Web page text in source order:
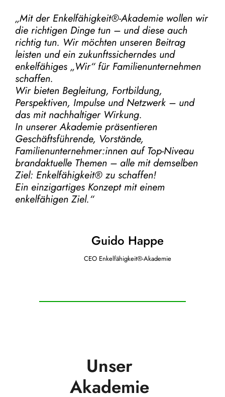
„Mit der Enkelfähigkeit®-Akademiewollen wir
die richtigen Dinge tun – und diese auch
richtig tun. Wir möchten unseren Beitrag
leisten und ein zukunftssicherndes und
enkelfähiges „Wir“ für Familienunternehmen
schaffen.
Wir bieten Begleitung, Fortbildung,
Perspektiven, Impulse und Netzwerk – und
das mit nachhaltiger Wirkung.
In unserer Akademie präsentieren
Geschäftsführende, Vorstände,
Familienunternehmer:innen auf Top-Niveau
brandaktuelle Themen – alle mit demselben
Ziel: Enkelfähigkeit® zu schaffen!
Ein einzigartiges Konzept mit einem
enkelfähigen Ziel.“
Guido Happe
CEO Enkelfähigkeit®-Akademie
Unser
Akademie